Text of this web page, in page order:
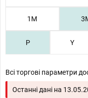
1М
P Y
Всі торгові параметри
Останні дані на